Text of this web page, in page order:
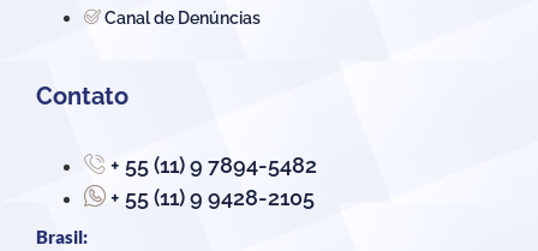
Canal de Denúncias
Contato
+ 55 (11) 9 7894-5482
+ 55 (11) 9 9428-2105
Brasil: